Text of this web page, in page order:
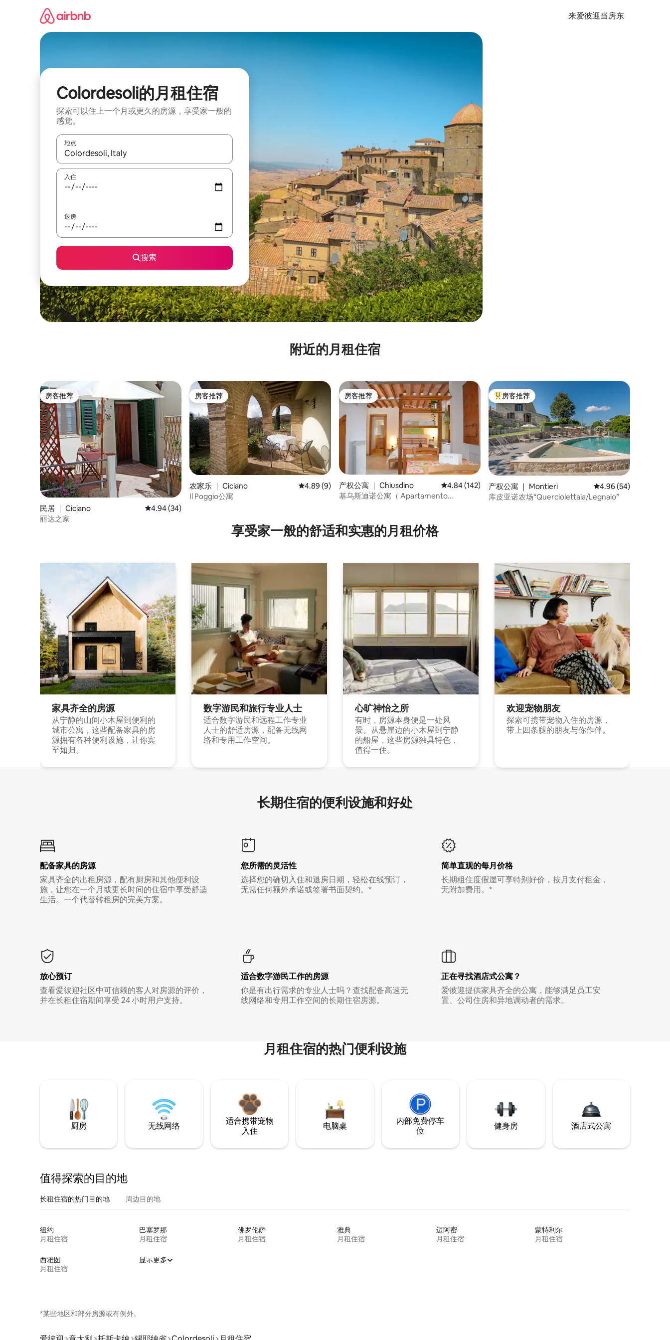
来爱彼迎当房东
Colordesoli的月租住宿
探索可以住上一个月或更久的房源，享受家一般的
感觉。
地点
如有搜索结果，请使用上下方向键查看，或通过点击或滑动手势浏览。
入住
退房
搜索
附近的月租住宿
房客推荐
房客推荐
民居 ｜ Ciciano 平均评分 4.94 分（满分 5 分），共 34 条评价
4.94 (34)
丽达之家
房客推荐
房客推荐
农家乐 ｜ Ciciano 平均评分 4.89 分（满分 5 分），共 9 条评价
4.89 (9)
Il Poggio公寓
房客推荐
房客推荐
产权公寓 ｜ Chiusdino 平均评分 4.84 分（满分 5 分），共 142 条评价
4.84 (142)
基乌斯迪诺公寓（ Apartamento
热门「房客推荐」
房客推荐
产权公寓 ｜ Montieri 平均评分 4.96 分（满
4.96 (54)
库皮亚诺农场“Querciolettaia/Legnaio”
享受家一般的舒适和实惠的月租价格
家具齐全的房源
从宁静的山间小木屋到便利的
城市公寓，这些配备家具的房
源拥有各种便利设施，让你宾
至如归。
数字游民和旅行专业人士
适合数字游民和远程工作专业
人士的舒适房源，配备无线网
络和专用工作空间。
心旷神怡之所
有时，房源本身便是一处风
景。从悬崖边的小木屋到宁静
的船屋，这些房源独具特色，
值得一住。
欢迎宠物朋友
探索可携带宠物入住的房源，
带上四条腿的朋友与你作伴。
长期住宿的便利设施和好处
配备家具的房源
家具齐全的出租房源，配有厨房和其他便利设
施，让您在一个月或更长时间的住宿中享受舒适
生活。一个代替转租房的完美方案。
您所需的灵活性
选择您的确切入住和退房日期，轻松在线预订，
无需任何额外承诺或签署书面契约。*
简单直观的每月价格
长期租住度假屋可享特别好价，按月支付租金，
无附加费用。*
放心预订
查看爱彼迎社区中可信赖的客人对房源的评价，
并在长租住宿期间享受 24 小时用户支持。
适合数字游民工作的房源
你是有出行需求的专业人士吗？查找配备高速无
线网络和专用工作空间的长期住宿房源。
正在寻找酒店式公寓？
爱彼迎提供家具齐全的公寓，能够满足员工安
置、公司住房和异地调动者的需求。
月租住宿的热门便利设施
厨房 无线网络
适合携带宠物
入住
电脑桌
内部免费停车
位
健身房 酒店式公寓
值得探索的目的地
长租住宿的热门目的地 周边目的地
纽约
月租住宿
巴塞罗那
月租住宿
佛罗伦萨
月租住宿
雅典
月租住宿
迈阿密
月租住宿
蒙特利尔
月租住宿
西雅图
月租住宿
显示更多
*某些地区和部分房源或有例外。